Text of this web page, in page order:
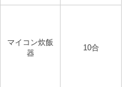
マイコン炊飯
器
10合